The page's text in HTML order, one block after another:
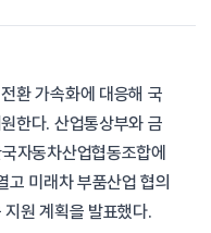
환 가속화에 대응해 국
한다. 산업통상부와 금
자동차산업협동조합에
미래차 부품산업 협의
원 계획을 발표했다.